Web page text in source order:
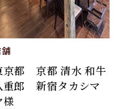
京都 京都 清水 和牛
重郎 新宿タカシマ
様